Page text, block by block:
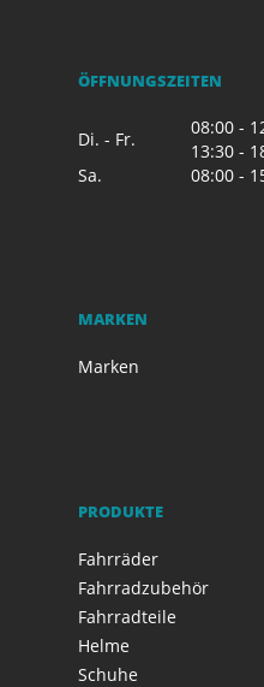
ÖFFNUNGSZEITEN
Di. - Fr.
08:00 -
13:30 -
Sa.
08:00 -
MARKEN
Marken
PRODUKTE
Fahrräder
Fahrradzubehör
Fahrradteile
Helme
Schuhe